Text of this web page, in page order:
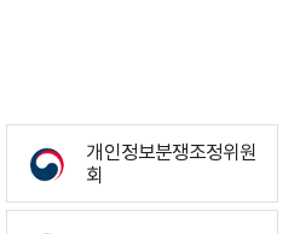
개인정보분쟁조정위원
회